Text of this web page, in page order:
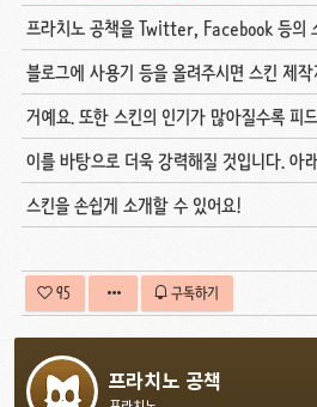
프라치노 공책을 Twitter, Facebook 등의
블로그에 사용기 등을 올려주시면 스킨 제
거예요. 또한 스킨의 인기가 많아질수록 피
이를 바탕으로 더욱 강력해질 것입니다. 아
스킨을 손쉽게 소개할 수 있어요!
95 구독하기
프라치노 공책